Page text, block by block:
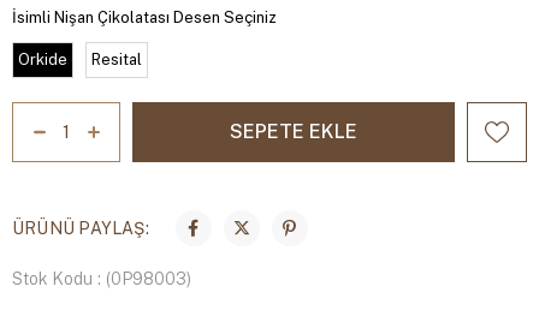
İsimli Nişan Çikolatası Desen Seçiniz
Orkide Resital
ÜRÜNÜ PAYLAŞ:
Stok Kodu (0P98003)